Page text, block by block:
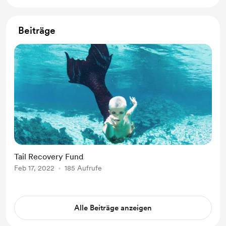
Beiträge
Tail Recovery Fund
Feb 17, 2022 185 Aufrufe
Alle Beiträge anzeigen